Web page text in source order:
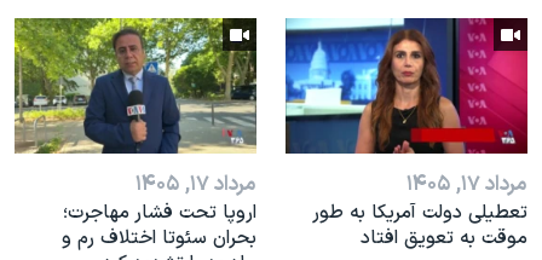
مرداد ۱۷, ۱۴۰۵
تعطیلی دولت آمریکا به طور
موقت به تعویق افتاد
مرداد ۱۷, ۱۴۰۵
اروپا تحت فشار مهاجرت؛
بحران سئوتا اختلاف رم و